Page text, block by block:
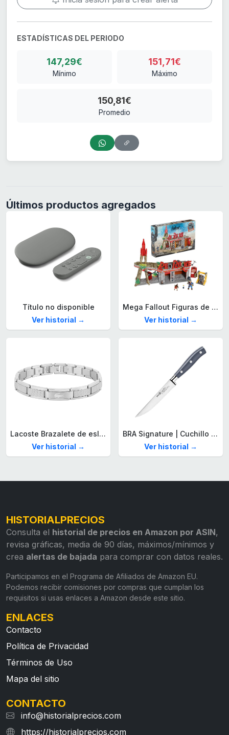
ESTADÍSTICAS DEL PERIODO
147,29€
Mínimo
151,71€
Máximo
150,81€
Promedio
Últimos productos agregados
Título no disponible
Ver historial →
Mega Fallout Figuras de acción y Juguetes de construcción, Parada de Camiones Red Rocket con 824 Piezas, 2 Personajes articulados y Accesorios, para coleccionistas, HXT00
Ver historial →
Lacoste Brazalete de eslabón para Hombre Colección STENCIL de Acero inoxidable
Ver historial →
BRA Signature | Cuchillo tomatero 120 mm, Acero Inoxidable alemán forjado con Molibdeno Vanadio, Mango Remachado ABS, Diseño Ergonómico, Hoja 1,6 mm espesor
Ver historial →
HISTORIALPRECIOS
Consulta el historial de precios en Amazon por ASIN,
revisa gráficas, media de 90 días, máximos/mínimos y
crea alertas de bajada para comprar con datos reales.
Participamos en el Programa de Afiliados de Amazon EU.
Podemos recibir comisiones por compras que cumplan los
requisitos si usas enlaces a Amazon desde este sitio.
ENLACES
Contacto
Política de Privacidad
Términos de Uso
Mapa del sitio
CONTACTO
info@historialprecios.com
https://historialprecios.com